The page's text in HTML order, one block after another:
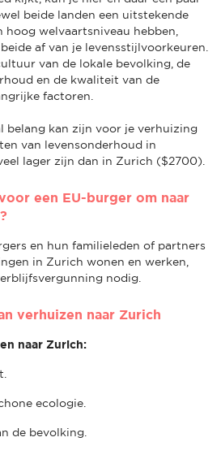
beide landen een uitstekende
hoog welvaartsniveau hebben,
af van je levensstijlvoorkeuren.
van de lokale bevolking, de
en de kwaliteit van de
factoren.
belang kan zijn voor je verhuizing
van levensonderhoud in
lager zijn dan in Zurich ($2700).
een EU-burger om naar
en hun familieleden of partners
in Zurich wonen en werken,
nodig.
verhuizen naar Zurich
naar Zurich:
ecologie.
de bevolking.